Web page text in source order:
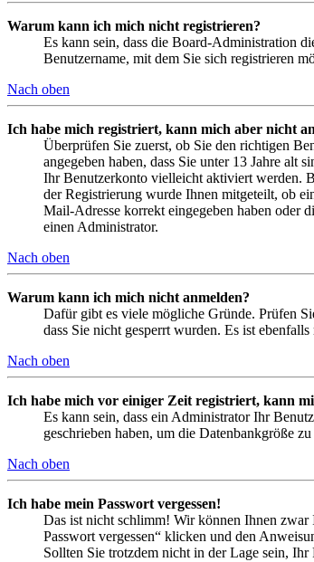
Warum kann ich mich nicht registrieren?
Es kann sein, dass die Board-Administration
Benutzername, mit dem Sie sich registrieren
Nach oben
Ich habe mich registriert, kann mich aber nicht
Überprüfen Sie zuerst, ob Sie den richtigen
angegeben haben, dass Sie unter 13 Jahre alt
Ihr Benutzerkonto vielleicht aktiviert werden.
der Registrierung wurde Ihnen mitgeteilt, ob
Mail-Adresse korrekt eingegeben haben oder
einen Administrator.
Nach oben
Warum kann ich mich nicht anmelden?
Dafür gibt es viele mögliche Gründe. Prüfen
dass Sie nicht gesperrt wurden. Es ist
Nach oben
Ich habe mich vor einiger Zeit registriert, kann
Es kann sein, dass ein Administrator Ihr
geschrieben haben, um die Datenbankgröße
Nach oben
Ich habe mein Passwort vergessen!
Das ist nicht schlimm! Wir können Ihnen zwar
Passwort vergessen“ klicken und den
Sollten Sie trotzdem nicht in der Lage sein,